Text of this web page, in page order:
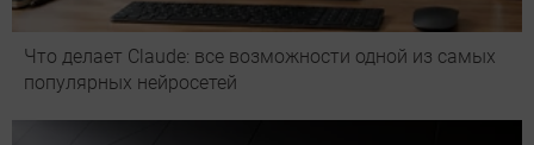
Что делает Сlaude: все возможности одной из самых
популярных нейросетей